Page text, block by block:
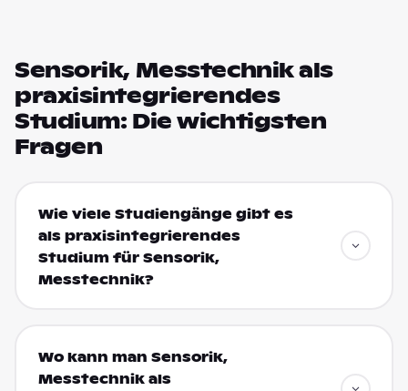
Sensorik, Messtechnik als
praxisintegrierendes
Studium: Die wichtigsten
Fragen
Wie viele Studiengänge gibt es
als praxisintegrierendes
Studium für Sensorik,
Messtechnik?
Wo kann man Sensorik,
Messtechnik als